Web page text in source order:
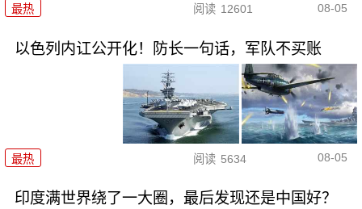
最热 阅读 12601 08-05
以色列内讧公开化！防长一句话，军队不买账
最热 阅读 5634 08-05
印度满世界绕了一大圈，最后发现还是中国好？